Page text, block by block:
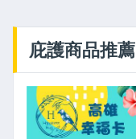
庇護商品推薦